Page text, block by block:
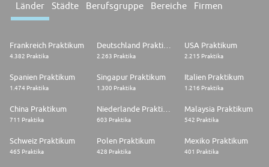
Länder Städte Berufsgruppe Bereiche Firmen
Frankreich Praktikum
4.382 Praktika 2.263 Praktika
USA Praktikum
2.215 Praktika
Spanien Praktikum
1.474 Praktika
Singapur Praktikum
1.300 Praktika
Italien Praktikum
1.216 Praktika
China Praktikum
711 Praktika 603 Praktika
Malaysia Praktikum
542 Praktika
Schweiz Praktikum
465 Praktika
Polen Praktikum
428 Praktika
Mexiko Praktikum
401 Praktika